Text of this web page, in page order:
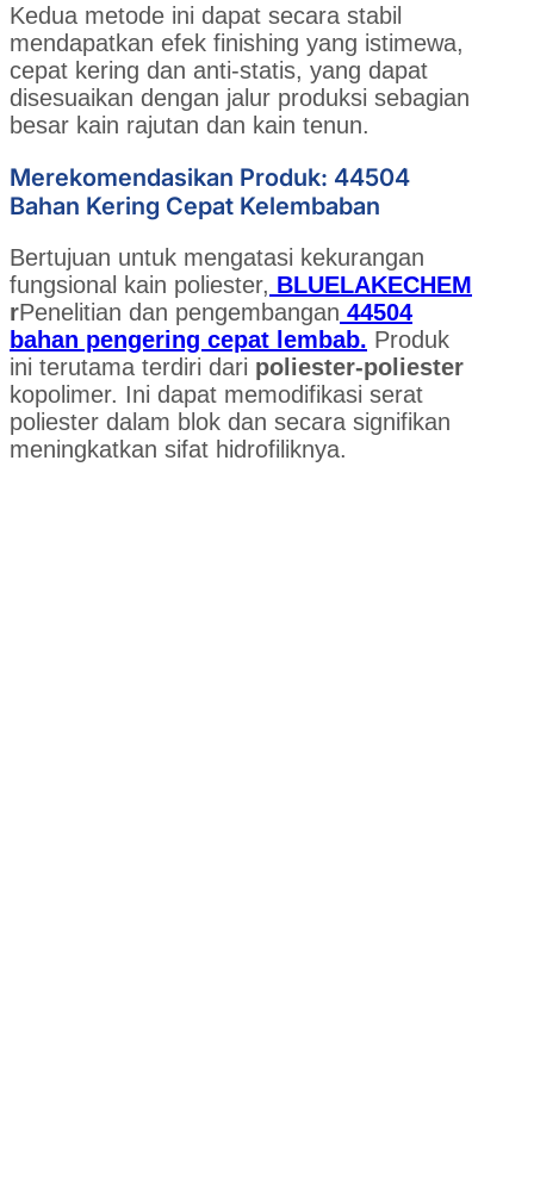
Kedua metode ini dapat secara stabil
mendapatkan efek finishing yang istimewa,
cepat kering dan anti-statis, yang dapat
disesuaikan dengan jalur produksi sebagian
besar kain rajutan dan kain tenun.
Merekomendasikan Produk: 44504
Bahan Kering Cepat Kelembaban
Bertujuan untuk mengatasi kekurangan
fungsional kain poliester, BLUELAKECHEM
rPenelitian dan pengembangan 44504
bahan pengering cepat lembab. Produk
ini terutama terdiri dari poliester-poliester
kopolimer. Ini dapat memodifikasi serat
poliester dalam blok dan secara signifikan
meningkatkan sifat hidrofiliknya.